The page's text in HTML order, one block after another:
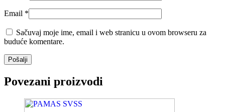
Email *
Sačuvaj moje ime, email i web stranicu u ovom browseru za
buduće komentare.
Povezani proizvodi